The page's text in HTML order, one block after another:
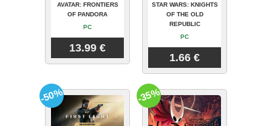
AVATAR: FRONTIERS
OF PANDORA
PC
13.99 €
STAR WARS: KNIGHTS
OF THE OLD
REPUBLIC
PC
1.66 €
-50% -35%